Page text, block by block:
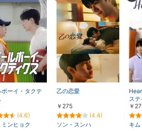
ーイ・タクテ
(4.6)
ミンヒョク
乙の恋愛
￥275
(4.4)
ソン・スンハ
ステ
￥
キム